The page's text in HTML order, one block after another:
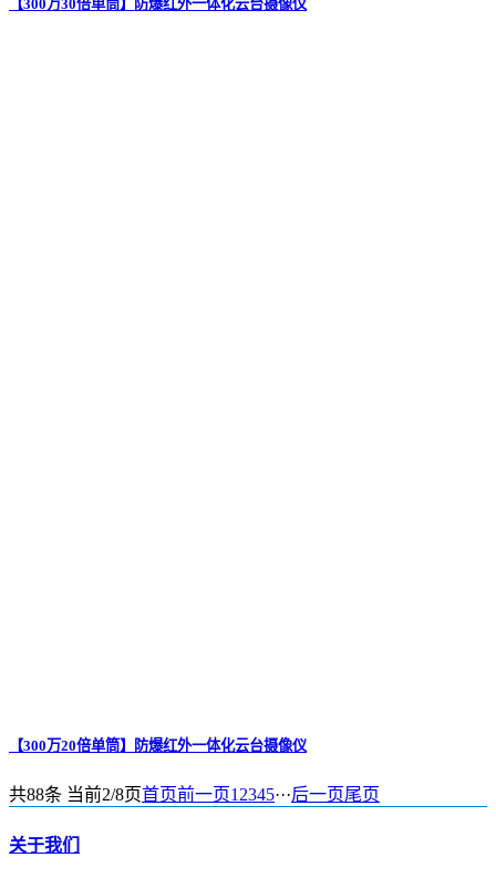
【300万30倍单筒】防爆红外一体化云台摄像仪
【300万20倍单筒】防爆红外一体化云台摄像仪
共88条 当前2/8页首页前一页1 2345···后一页尾页
关于我们